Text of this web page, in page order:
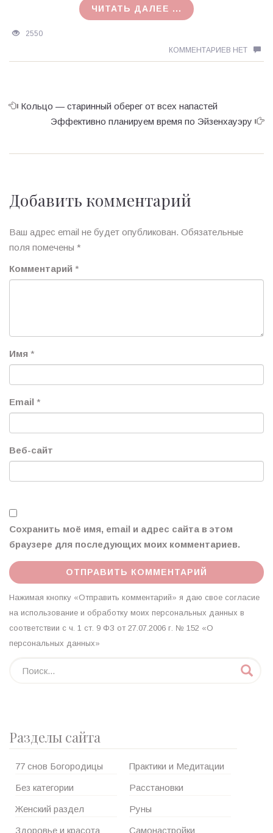
ЧИТАТЬ ДАЛЕЕ ...
2550
КОММЕНТАРИЕВ НЕТ
Кольцо — старинный оберег от всех напастей
Эффективно планируем время по Эйзенхауэру
Добавить комментарий
Ваш адрес email не будет опубликован. Обязательные
поля помечены *
Комментарий *
Имя *
Email *
Веб-сайт
Сохранить моё имя, email и адрес сайта в этом
браузере для последующих моих комментариев.
Нажимая кнопку «Отправить комментарий» я даю свое согласие
на использование и обработку моих персональных данных в
соответствии с ч. 1 ст. 9 ФЗ от 27.07.2006 г. № 152 «О
персональных данных»
Разделы сайта
77 снов Богородицы
Без категории
Женский раздел
Здоровье и красота
Практики и Медитации
Расстановки
Руны
Самонастройки